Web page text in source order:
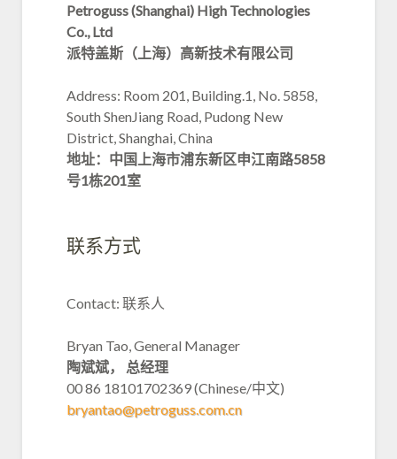
Petroguss (Shanghai) High Technologies
Co., Ltd
派特盖斯（上海）高新技术有限公司
Address: Room 201, Building.1, No. 5858,
South ShenJiang Road, Pudong New
District, Shanghai, China
地址：中国上海市浦东新区申江南路5858
号1栋201室
联系方式
Contact: 联系人
Bryan Tao, General Manager
陶斌斌， 总经理
00 86 18101702369 (Chinese/中文)
bryantao@petroguss.com.cn